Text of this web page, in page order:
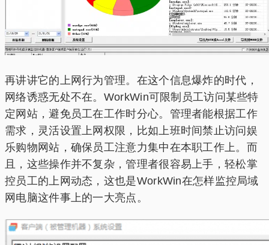
再讲讲它的上网行为管理。在这个信息爆炸的时代，
网络诱惑无处不在。WorkWin可限制员工访问某些特
定网站，避免员工在工作时分心。管理者能根据工作
需求，灵活设置上网权限，比如上班时间禁止访问娱
乐购物网站，确保员工注意力集中在本职工作上。而
且，这些操作并不复杂，管理者很容易上手，轻松掌
控员工的上网动态，这也是WorkWin在怎样监控局域
网电脑这件事上的一大亮点。